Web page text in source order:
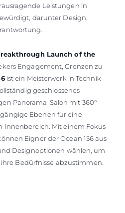
Leistungen in
darunter Design,
Launch of the
Engagement, Grenzen zu
ist ein Meisterwerk in Technik
geschlossenes
Panorama-Salon mit 360°-
Ebenen für eine
Innenbereich. Mit einem Fokus
Eigner der Ocean 156 aus
Designoptionen wählen, um
Bedürfnisse abzustimmen.